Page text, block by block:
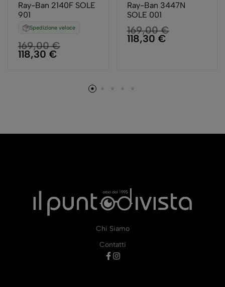
Ray-Ban 2140F SOLE
901
Spedizione veloce
169,00€
118,30 €
Ray-Ban 3447N
SOLE 001
169,00€
118,30 €
Chi Siamo
Contatti